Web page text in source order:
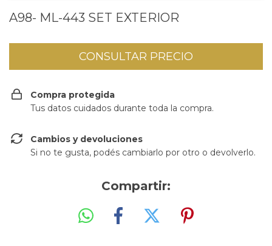
A98- ML-443 SET EXTERIOR
Compra protegida
Tus datos cuidados durante toda la compra.
Cambios y devoluciones
Si no te gusta, podés cambiarlo por otro o devolverlo.
Compartir: